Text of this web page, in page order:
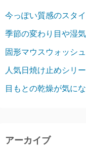
今っぽい質感のスタ
季節の変わり目や湿気
固形マウスウォッシュ
人気日焼け止めシリ
目もとの乾燥が気に
アーカイブ